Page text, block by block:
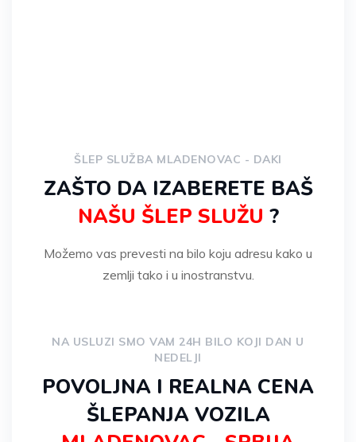
ŠLEP SLUŽBA MLADENOVAC - DAKI
ZAŠTO DA IZABERETE BAŠ
NAŠU ŠLEP SLUŽU ?
Možemo vas prevesti na bilo koju adresu kako u
zemlji tako i u inostranstvu.
NA USLUZI SMO VAM 24H BILO KOJI DAN U
NEDELJI
POVOLJNA I REALNA CENA
ŠLEPANJA VOZILA